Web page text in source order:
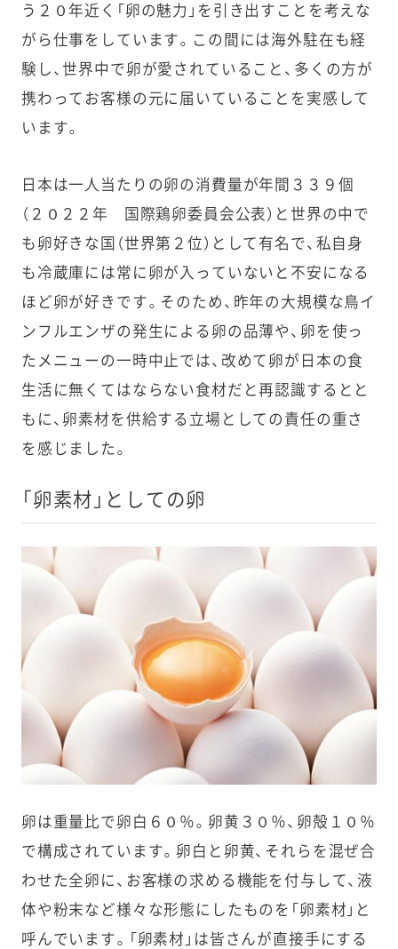
う２０年近く「卵の魅力」を引き出すことを考えな
がら仕事をしています。この間には海外駐在も経
験し、世界中で卵が愛されていること、多くの方が
携わってお客様の元に届いていることを実感して
います。
日本は一人当たりの卵の消費量が年間３３９個
（２０２２年 国際鶏卵委員会公表）と世界の中で
も卵好きな国（世界第２位）として有名で、私自身
も冷蔵庫には常に卵が入っていないと不安になる
ほど卵が好きです。そのため、昨年の大規模な鳥イ
ンフルエンザの発生による卵の品薄や、卵を使っ
たメニューの一時中止では、改めて卵が日本の食
生活に無くてはならない食材だと再認識するとと
もに、卵素材を供給する立場としての責任の重さ
を感じました。
「卵素材」としての卵
卵は重量比で卵白６０％。卵黄３０％、卵殻１０％
で構成されています。卵白と卵黄、それらを混ぜ合
わせた全卵に、お客様の求める機能を付与して、液
体や粉末など様々な形態にしたものを「卵素材」と
呼んでいます。「卵素材」は皆さんが直接手にする